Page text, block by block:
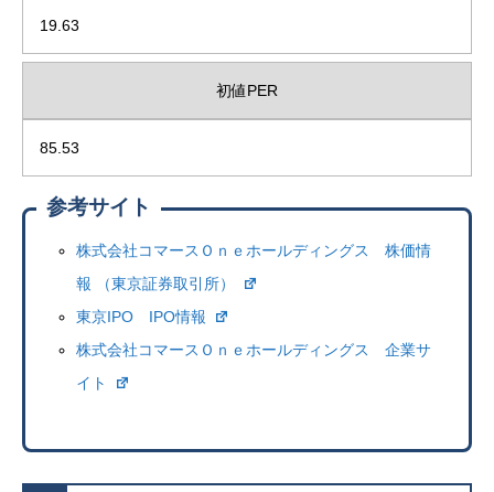
19.63
初値PER
85.53
参考サイト
株式会社コマースＯｎｅホールディングス 株価情
報 （東京証券取引所）
東京IPO IPO情報
株式会社コマースＯｎｅホールディングス 企業サ
イト